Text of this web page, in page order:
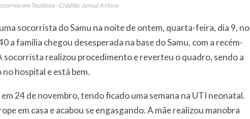
em Teutônia - Crédito: Jornal A Hora
socorrista do Samu na noite de ontem, quarta-feira, dia 9, no
a família chegou desesperada na base do Samu, com a recém-
socorrista realizou procedimento e reverteu o quadro, sendo a
hospital e está bem.
24 de novembro, tendo ficado uma semana na UTI neonatal.
em casa e acabou se engasgando. A mãe realizou manobra